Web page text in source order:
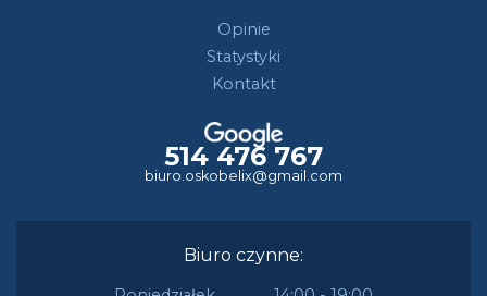
Opinie
Statystyki
Kontakt
514 476 767
biuro.oskobelix@gmail.com
Biuro czynne: